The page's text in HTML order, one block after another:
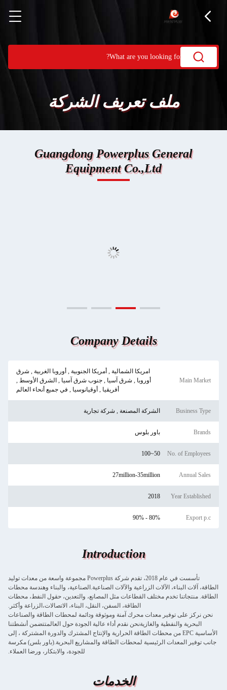
ملف تعريف الشركة
Guangdong Powerplus General
Equipment Co.,Ltd
Company Details
Main Market
امريكا الشمالية , أمريكا الجنوبية , أوروبا الغربية , شرق
أوروبا , شرق آسيا , جنوب شرق آسيا , الشرق الأوسط ,
أفريقيا , أوقيانوسيا , في جميع أنحاء العالم
Business Type الشركة المصنعة , شركة تجارية
Brands باور بلوس
No. of Employees
50~100
Annual Sales
27million-35million
Year Established
2018
Export p.c
80% - 90%
Introduction
تأسست في عام 2018، تقدم شركة Powerplus مجموعة واسعة من معدات توليد
الطاقة، آلات البناء، الآلات الزراعية والآلات الصناعية.الصناعية، والبناء وهندسة محطات
الطاقة. منتجاتنا تخدم مختلف القطاعات مثل المصانع، والتعدين، حقول النفط، محطات
الطاقة، السفن، النقل، البناء، الاتصالات،الزراعة وأكثر.
نحن نركز على توفير معدات محرك آمنة وموثوقة ودائمة لمحطات الطاقة والصناعات
البحرية والنفطية والغازيةنحن نقدم أداء عالية الجودة حول العالمتتضمن أنشطتنا
الأساسية EPC من محطات الطاقة الحرارية والإنتاج المشترك والدورة المشتركة ، إلى
جانب توفير المعدات الرئيسية لمحطات الطاقة والمشاريع البحرية.(باور بلس) مكرسة
للجودة، والابتكار، ورضا العملاء.
الخدمات